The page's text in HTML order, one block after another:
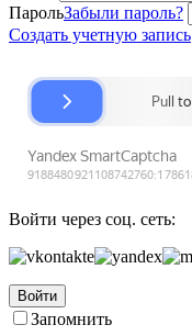
ПарольЗабыли пароль?
Создать учетную запись
Войти через соц. сеть:
Войти
Запомнить